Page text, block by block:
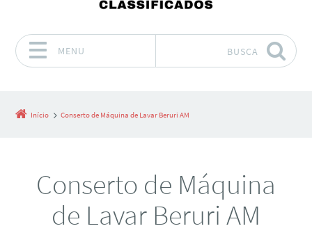
MENU BUSCA
Início Conserto de Máquina de Lavar Beruri AM
Conserto de Máquina
de Lavar Beruri AM